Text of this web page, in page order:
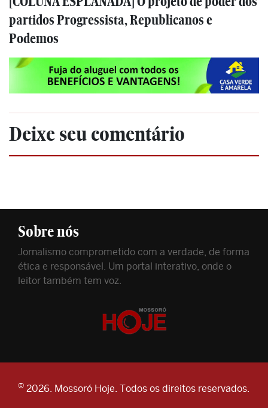
partidos Progressista, Republicanos e
Podemos
Deixe seu comentário
Sobre nós
Jornalismo comprometido com a verdade, de forma
ética e responsável. Um portal interativo, onde o
leitor também tem voz.
© 2026. Mossoró Hoje. Todos os direitos reservados.